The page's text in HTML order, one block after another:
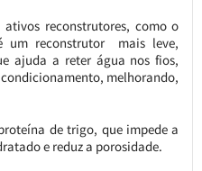
ativos reconstrutores, como o
um reconstrutor mais leve,
ajuda a reter água nos fios,
melhorando,
de trigo, que impede a
e reduz a porosidade.